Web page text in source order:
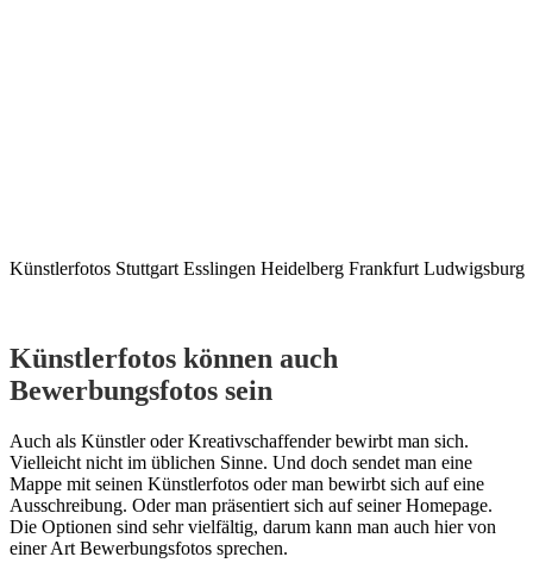
Künstlerfotos Stuttgart Esslingen Heidelberg Frankfurt Ludwigsburg
Künstlerfotos können auch
Bewerbungsfotos sein
Auch als Künstler oder Kreativschaffender bewirbt man sich.
Vielleicht nicht im üblichen Sinne. Und doch sendet man eine
Mappe mit seinen Künstlerfotos oder man bewirbt sich auf eine
Ausschreibung. Oder man präsentiert sich auf seiner Homepage.
Die Optionen sind sehr vielfältig, darum kann man auch hier von
einer Art Bewerbungsfotos sprechen.